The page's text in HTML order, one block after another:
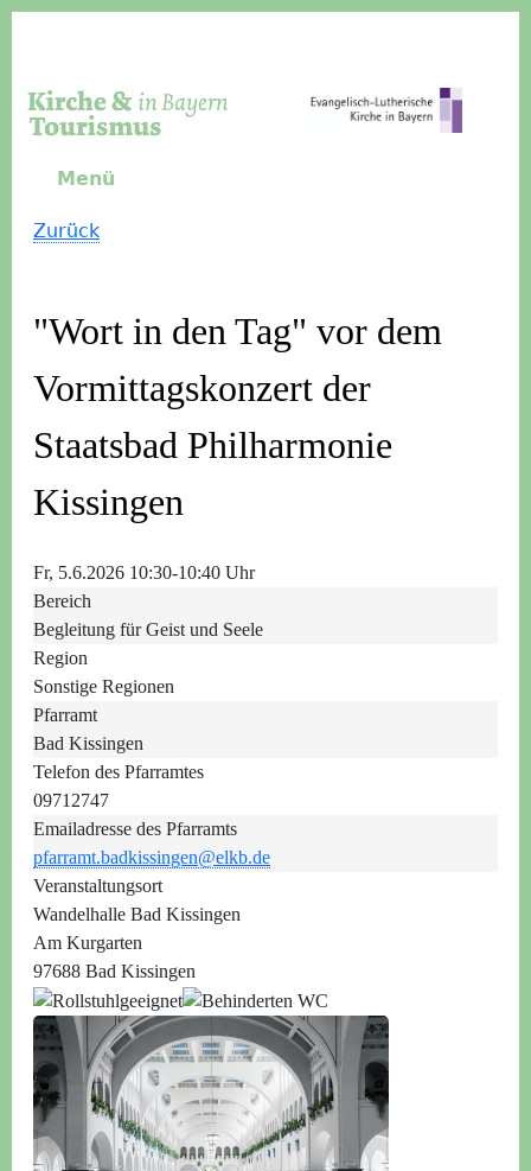
Menü
Zurück
"Wort in den Tag" vor dem
Vormittagskonzert der
Staatsbad Philharmonie
Kissingen
Fr, 5.6.2026 10:30-10:40 Uhr
Bereich
Begleitung für Geist und Seele
Region
Sonstige Regionen
Pfarramt
Bad Kissingen
Telefon des Pfarramtes
09712747
Emailadresse des Pfarramts
pfarramt.badkissingen@elkb.de
Veranstaltungsort
Wandelhalle Bad Kissingen
Am Kurgarten
97688 Bad Kissingen